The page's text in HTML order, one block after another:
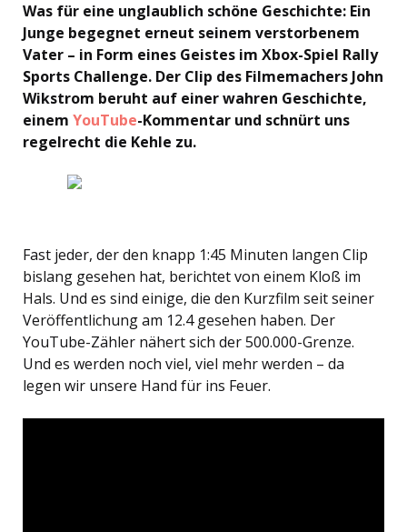
Was für eine unglaublich schöne Geschichte: Ein
Junge begegnet erneut seinem verstorbenem
Vater – in Form eines Geistes im Xbox-Spiel Rally
Sports Challenge. Der Clip des Filmemachers John
Wikstrom beruht auf einer wahren Geschichte,
einem YouTube-Kommentar und schnürt uns
regelrecht die Kehle zu.
Fast jeder, der den knapp 1:45 Minuten langen Clip
bislang gesehen hat, berichtet von einem Kloß im
Hals. Und es sind einige, die den Kurzfilm seit seiner
Veröffentlichung am 12.4 gesehen haben. Der
YouTube-Zähler nähert sich der 500.000-Grenze.
Und es werden noch viel, viel mehr werden – da
legen wir unsere Hand für ins Feuer.